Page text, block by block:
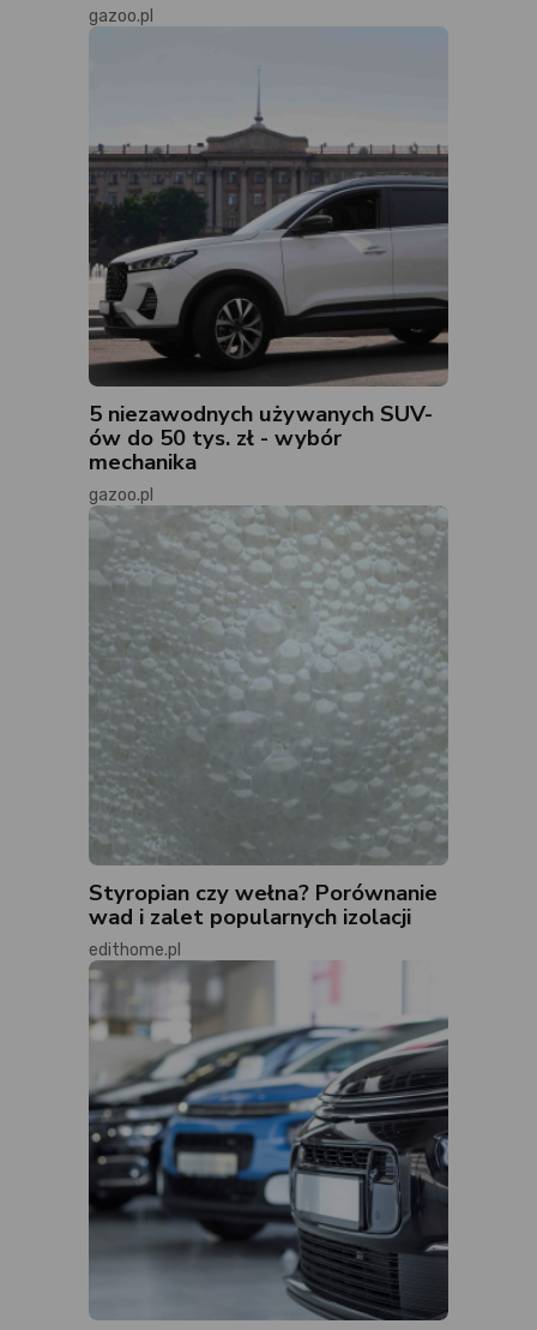
gazoo.pl
5 niezawodnych używanych SUV-
ów do 50 tys. zł - wybór
mechanika
gazoo.pl
Styropian czy wełna? Porównanie
wad i zalet popularnych izolacji
edithome.pl